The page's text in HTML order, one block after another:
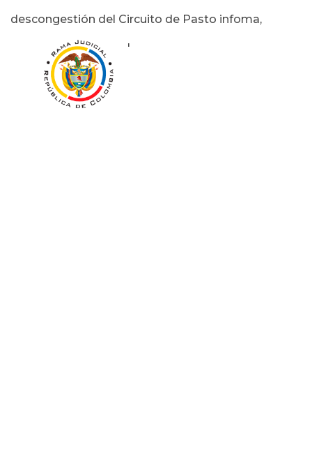
descongestión del Circuito de Pasto infoma,
'